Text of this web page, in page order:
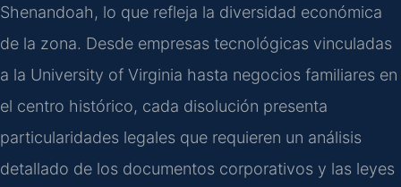
Shenandoah, lo que refleja la diversidad económica
de la zona. Desde empresas tecnológicas vinculadas
a la University of Virginia hasta negocios familiares en
el centro histórico, cada disolución presenta
particularidades legales que requieren un análisis
detallado de los documentos corporativos y las leyes